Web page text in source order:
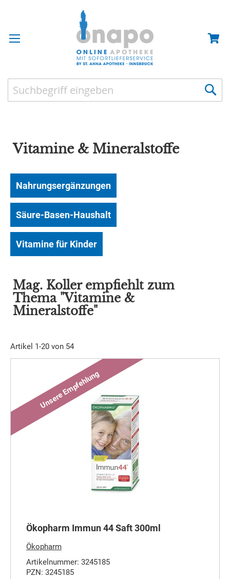
Vitamine & Mineralstoffe
Nahrungsergänzungen
Säure-Basen-Haushalt
Vitamine für Kinder
Mag. Koller empfiehlt zum
Thema "Vitamine &
Mineralstoffe"
Artikel 1-20 von 54
Ökopharm Immun 44 Saft 300ml
Ökopharm
Artikelnummer: 3245185
PZN: 3245185